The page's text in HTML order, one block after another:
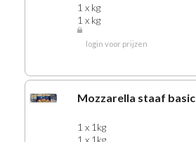
1 x kg
1 x kg
login voor prijzen
Mozzarella staaf basic
1 x 1kg
1 x 1kg